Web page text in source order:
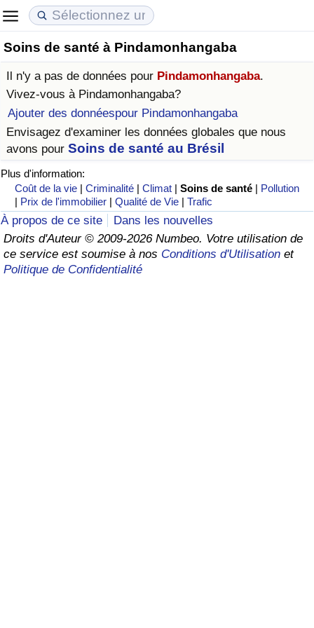
Soins de santé à Pindamonhangaba
Il n'y a pas de données pour Pindamonhangaba.
Vivez-vous à Pindamonhangaba?
Ajouter des donnéespour Pindamonhangaba
Envisagez d'examiner les données globales que nous
avons pour Soins de santé au Brésil
Plus d'information:
Coût de la vie |Criminalité |Climat |Soins de santé | Pollution
| Prix de l'immobilier |Qualité de Vie |Trafic
À propos de ce site
Dans les nouvelles
Droits d'Auteur © 2009-2026 Numbeo. Votre utilisation de
ce service est soumise à nos Conditions d'Utilisation et
Politique de Confidentialité
Coût de la vie
Indice du Coût de la Vie (Actuel)
Indice du Coût de la Vie
Indice du coût de la vie par pays
à Akaba
Prix de l'immobilier
Indice des Prix de l'immobilier (Actuel)
Indice des Prix de l'immobilier
Indice des Prix de l'immobilier par Pays
Qualité de Vie
Indice de Qualité de Vie
Indice de Qualité de Vie (Actuel)
Indice de qualité de vie par pays
Criminalité
Indice de Criminalité (Actuel)
Indice de Criminalité